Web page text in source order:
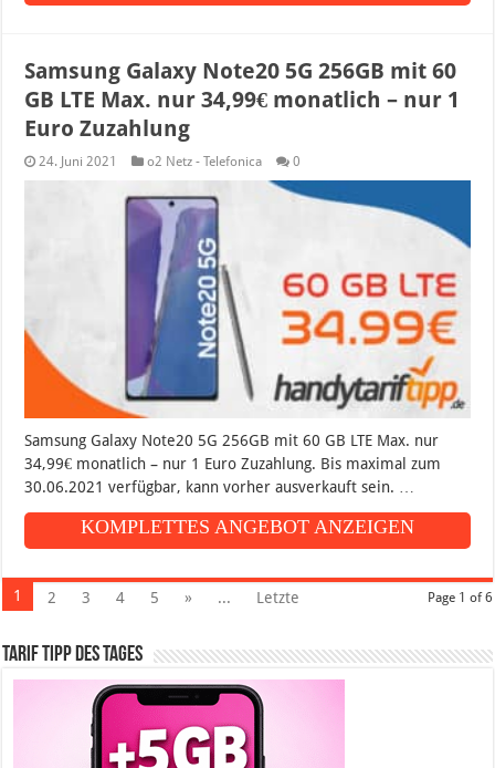
Samsung Galaxy Note20 5G 256GB mit 60
GB LTE Max. nur 34,99€ monatlich – nur 1
Euro Zuzahlung
24. Juni 2021 o2 Netz - Telefonica 0
Samsung Galaxy Note20 5G 256GB mit 60 GB LTE Max. nur
34,99€ monatlich – nur 1 Euro Zuzahlung. Bis maximal zum
30.06.2021 verfügbar, kann vorher ausverkauft sein. …
KOMPLETTES ANGEBOT ANZEIGEN
Page 1 of 6
1 2 3 4 5 » ... Letzte
Tarif Tipp des Tages